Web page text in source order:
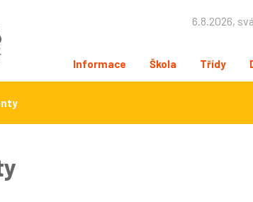
6.8.2026,
Informace Škola Třídy